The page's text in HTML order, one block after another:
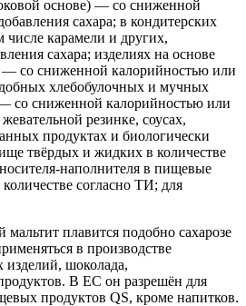
основе) — со сниженной
сахара; в кондитерских
числе карамели и других,
сахара; изделиях на основе
— со сниженной калорийностью или
хлебобулочных и мучных
со сниженной калорийностью или
резинке, соусах,
продуктах и биологически
твёрдых и жидких в количестве
наполнителя в пищевые
согласно ТИ; для
плавится подобно сахарозе
в производстве
изделий, шоколада,
В ЕС он разрешён для
продуктов QS, кроме напитков.